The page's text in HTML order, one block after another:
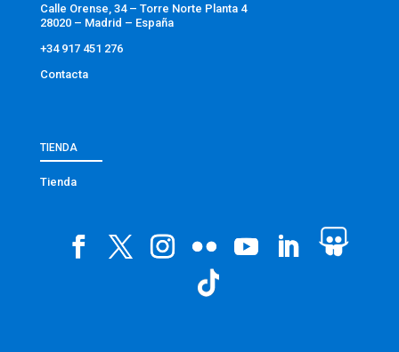
Calle Orense, 34 – Torre Norte Planta 4
28020 – Madrid – España
+34 917 451 276
Contacta
TIENDA
Tienda